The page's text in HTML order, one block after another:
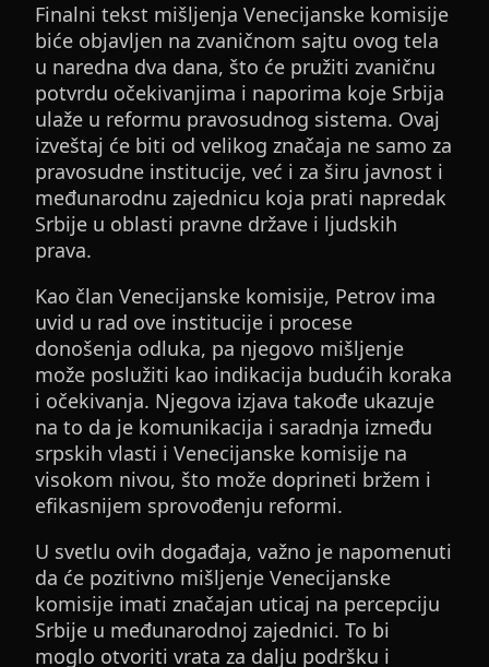
Finalni tekst mišljenja Venecijanske komisije
biće objavljen na zvaničnom sajtu ovog tela
u naredna dva dana, što će pružiti zvaničnu
potvrdu očekivanjima i naporima koje Srbija
ulaže u reformu pravosudnog sistema. Ovaj
izveštaj će biti od velikog značaja ne samo za
pravosudne institucije, već i za širu javnost i
međunarodnu zajednicu koja prati napredak
Srbije u oblasti pravne države i ljudskih
prava.
Kao član Venecijanske komisije, Petrov ima
uvid u rad ove institucije i procese
donošenja odluka, pa njegovo mišljenje
može poslužiti kao indikacija budućih koraka
i očekivanja. Njegova izjava takođe ukazuje
na to da je komunikacija i saradnja između
srpskih vlasti i Venecijanske komisije na
visokom nivou, što može doprineti bržem i
efikasnijem sprovođenju reformi.
U svetlu ovih događaja, važno je napomenuti
da će pozitivno mišljenje Venecijanske
komisije imati značajan uticaj na percepciju
Srbije u međunarodnoj zajednici. To bi
moglo otvoriti vrata za dalju podršku i